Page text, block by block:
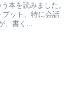
本を読みました。
ット、特に会話
ですが、書く...